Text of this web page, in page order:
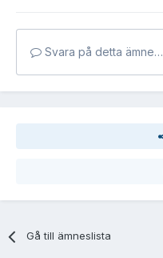
Svara på detta ämne…
Gå till ämneslista